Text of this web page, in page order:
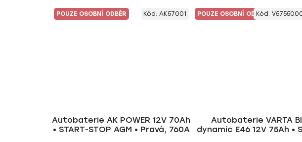
POUZE OSOBNÍ ODBĚR
Autobaterie AK POWER 12V 70Ah
• START-STOP AGM • Pravá, 760A
Kód: AK57001 POUZE OSOBNÍ ODBĚR
Autobaterie VARTA
dynamic E46 12V 75Ah •
Kód: